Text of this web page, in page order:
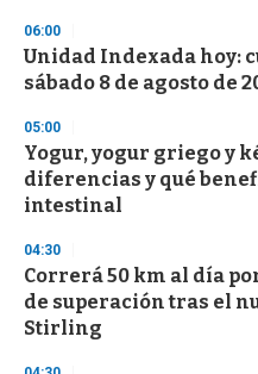
06:00
Unidad Indexada hoy:
sábado 8 de agosto de
05:00
Yogur, yogur griego y
diferencias y qué
intestinal
04:30
Correrá 50 km al día
de superación tras el
Stirling